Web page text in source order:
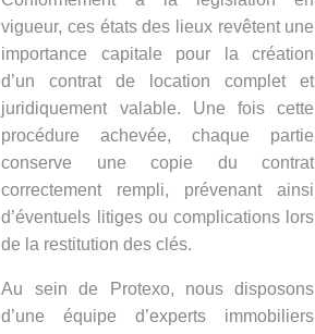
vigueur, ces états des lieux revêtent une
importance capitale pour la création
d’un contrat de location complet et
juridiquement valable. Une fois cette
procédure achevée, chaque partie
conserve une copie du contrat
correctement rempli, prévenant ainsi
d’éventuels litiges ou complications lors
de la restitution des clés.
Au sein de Protexo, nous disposons
d’une équipe d’experts immobiliers